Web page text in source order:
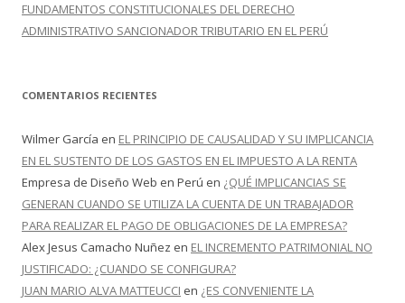
FUNDAMENTOS CONSTITUCIONALES DEL DERECHO
ADMINISTRATIVO SANCIONADOR TRIBUTARIO EN EL PERÚ
COMENTARIOS RECIENTES
Wilmer García en EL PRINCIPIO DE CAUSALIDAD Y SU IMPLICANCIA
EN EL SUSTENTO DE LOS GASTOS EN EL IMPUESTO A LA RENTA
Empresa de Diseño Web en Perú en ¿QUÉ IMPLICANCIAS SE
GENERAN CUANDO SE UTILIZA LA CUENTA DE UN TRABAJADOR
PARA REALIZAR EL PAGO DE OBLIGACIONES DE LA EMPRESA?
Alex Jesus Camacho Nuñez en EL INCREMENTO PATRIMONIAL NO
JUSTIFICADO: ¿CUANDO SE CONFIGURA?
JUAN MARIO ALVA MATTEUCCI en ¿ES CONVENIENTE LA